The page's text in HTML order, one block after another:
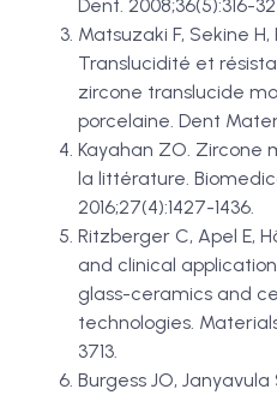
Dent. 2008;36(5):316-
Matsuzaki F, Sekine
Translucidité et
zircone translucide
porcelaine. Dent Mater
Kayahan ZO. Zircone
la littérature.
2016;27(4):1427-1436.
Ritzberger C, Apel E,
and clinical
glass-ceramics and
technologies.
3713.
Burgess JO, Janyavula